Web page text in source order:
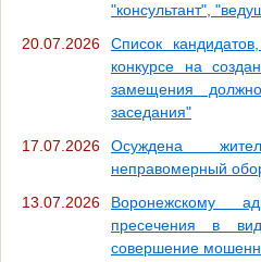
"консультант",
20.07.2026
Список
конкурсе на
замещения
заседания"
17.07.2026
Осуждена
неправомерный
13.07.2026
Воронежскому
пресечения в
совершение